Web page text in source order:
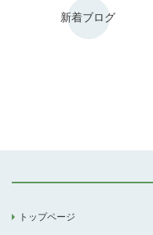
新着ブログ
トップページ